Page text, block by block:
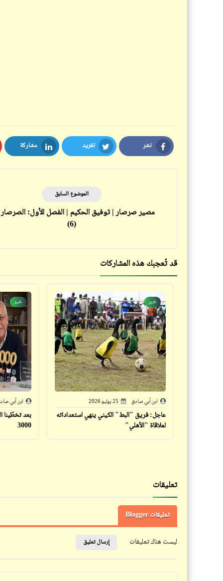
نشر
Facebook
تغريد
Twitter
مشاركة
LinkedIn
الموضوع السابق
مصير صرصار | توفيق الحكيم | الفصل الأول: الصرصار
(6)
قد تُعجبك هذه المشاركات
خبر
ابن أبي صادق 25 يوليو 2026
عاجل: فريق "البط" الكيني ينهي استعداداته
لملاقاة "الأهلي"
خبر
ابن أبي
بعد تخطّينا
3000
تعليقات
تعليقات Blogger
ليست هناك تعليقات إرسال تعليق